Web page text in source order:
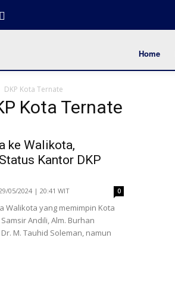
Home
DKP Kota Ternate
Kota Ternate
ke Walikota,
Kantor DKP
05/2024 | 20:41 WIT 0
Walikota yang memimpin Kota
Andili, Alm. Burhan
M. Tauhid Soleman, namun